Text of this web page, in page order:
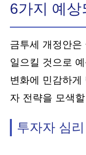
6가지 예상
금투세 개정안은
일으킬 것으로
변화에 민감하
자 전략을 모색
투자자 심